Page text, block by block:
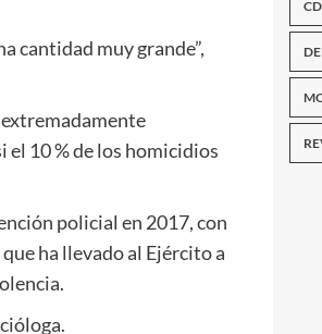
cantidad muy grande”,
el 10 % de los homicidios
policial en 2017, con
ha llevado al Ejército a